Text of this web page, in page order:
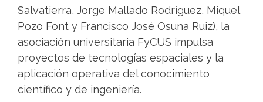
Salvatierra, Jorge Mallado Rodríguez, Miquel
Pozo Font y Francisco José Osuna Ruiz), la
asociación universitaria FyCUS impulsa
proyectos de tecnologías espaciales y la
aplicación operativa del conocimiento
científico y de ingeniería.